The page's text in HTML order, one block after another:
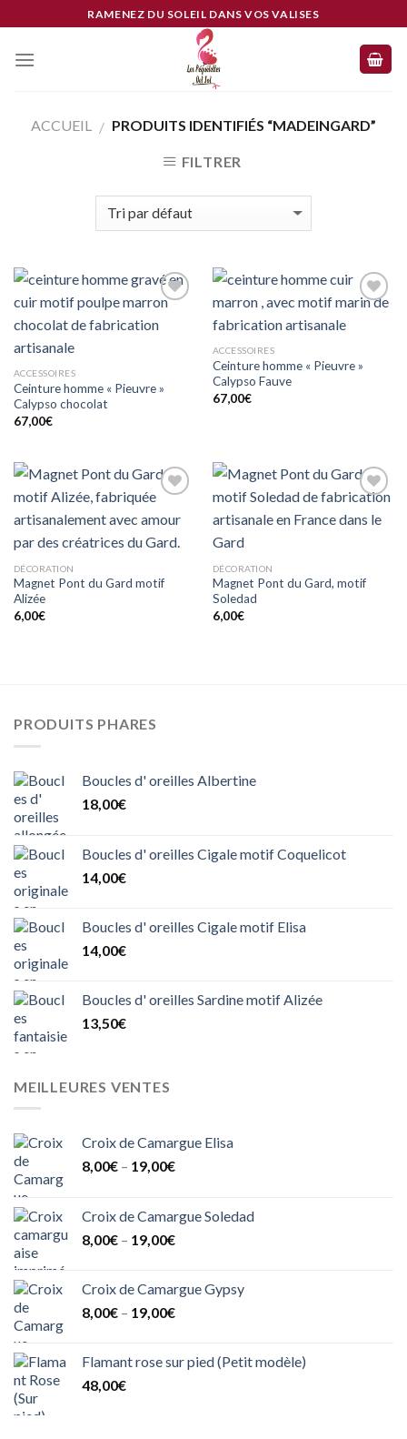
to
content
RAMENEZ DU SOLEIL DANS VOS VALISES
ACCUEIL / PRODUITS IDENTIFIÉS “MADEINGARD”
FILTRER
à mes
ACCESSOIRES
Ceinture homme « Pieuvre »
Calypso chocolat
67,00€
coeur
ACCESSOIRES
Ceinture homme « Pieuvre »
Calypso Fauve
67,00€
à mes
de
DÉCORATION
Magnet Pont du Gard motif
Alizée
6,00€
à mes
DÉCORATION
Magnet Pont du Gard, motif
Soledad
6,00€
PRODUITS PHARES
Boucles d' oreilles Albertine
18,00€
Boucles d' oreilles Cigale motif Coquelicot
14,00€
Boucles d' oreilles Cigale motif Elisa
14,00€
Boucles d' oreilles Sardine motif Alizée
13,50€
MEILLEURES VENTES
Croix de Camargue Elisa
8,00€ – 19,00€
Croix de Camargue Soledad
8,00€ – 19,00€
Croix de Camargue Gypsy
8,00€ – 19,00€
Flamant rose sur pied (Petit modèle)
48,00€